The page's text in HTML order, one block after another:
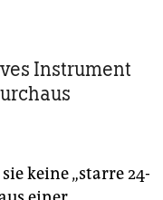
Instrument
keine „starre 24-